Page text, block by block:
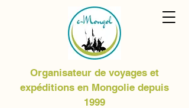
Organisateur de voyages et
expéditions en Mongolie depuis
1999